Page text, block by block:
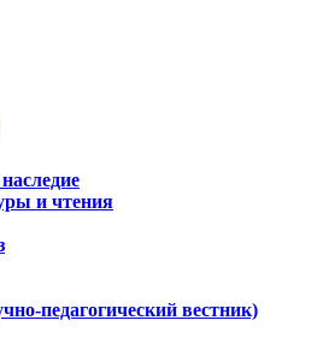
и чтения
педагогический вестник)